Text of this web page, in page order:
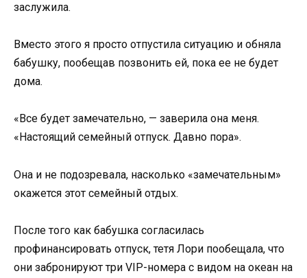
заслужила.
Вместо этого я просто отпустила ситуацию и обняла
бабушку, пообещав позвонить ей, пока ее не будет
дома.
«Все будет замечательно, — заверила она меня.
«Настоящий семейный отпуск. Давно пора».
Она и не подозревала, насколько «замечательным»
окажется этот семейный отдых.
После того как бабушка согласилась
профинансировать отпуск, тетя Лори пообещала, что
они забронируют три VIP-номера с видом на океан на